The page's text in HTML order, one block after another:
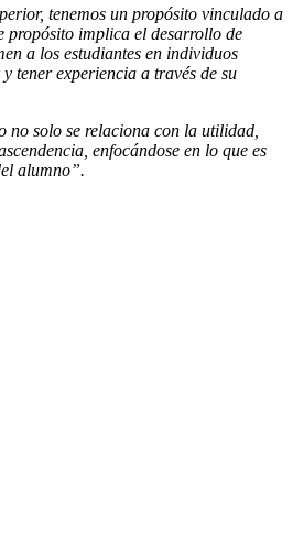
tenemos un propósito vinculado a
propósito implica el desarrollo de
a los estudiantes en individuos
tener experiencia a través de su
no solo se relaciona con la utilidad,
enfocándose en lo que es
alumno”.